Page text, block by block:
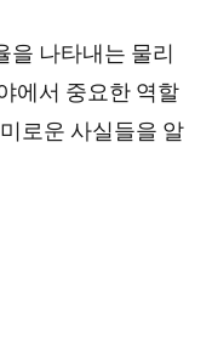
을 나타내는 물리
에서 중요한 역할
로운 사실들을 알